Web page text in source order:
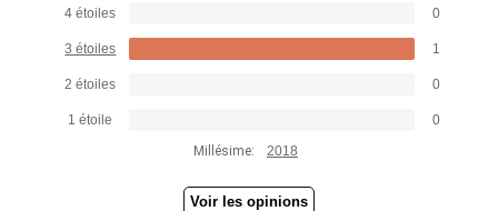
4 étoiles 0
3 étoiles 1
2 étoiles 0
1 étoile
0
Millésime:
2018
Voir les opinions